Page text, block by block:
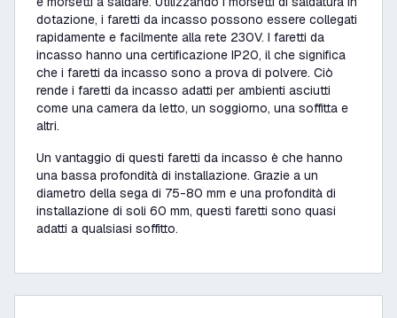
dotazione, i faretti da incasso possono essere collegati
rapidamente e facilmente alla rete 230V. I faretti da
incasso hanno una certificazione IP20, il che significa
che i faretti da incasso sono a prova di polvere. Ciò
rende i faretti da incasso adatti per ambienti asciutti
come una camera da letto, un soggiorno, una soffitta e
altri.
Un vantaggio di questi faretti da incasso è che hanno
una bassa profondità di installazione. Grazie a un
diametro della sega di 75-80 mm e una profondità di
installazione di soli 60 mm, questi faretti sono quasi
adatti a qualsiasi soffitto.